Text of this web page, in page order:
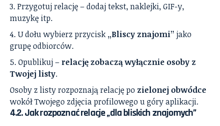
Przygotuj relację – dodaj tekst, naklejki, GIF-y,
muzykę itp.
U dołu wybierz przycisk „Bliscy znajomi” jako
grupę odbiorców.
Opublikuj – relację zobaczą wyłącznie osoby z
Twojej listy.
Osoby z listy rozpoznają relację po zielonej obwódce
wokół Twojego zdjęcia profilowego u góry aplikacji.
4.2. Jak rozpoznać relacje „dla bliskich znajomych”